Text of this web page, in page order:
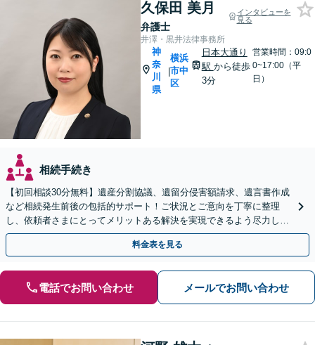
久保田 美月
弁護士
インタビューを
見る
井澤・黒井法律事務所
神
奈
川
県
|
横浜
市中
区
日本大通り
駅 から徒歩
3分
営業時間：09:0
0~17:00（平
日）
相続手続き
【初回相談30分無料】遺産分割協議、遺留分侵害額請求、遺言書作成
など相続発生前後の包括的サポート！ご状況とご意向を丁寧に整理
し、依頼者さまにとってメリットある解決を実現できるよう尽力しま
す【休日・夜間相談対応（要予約）】【日本大通り駅3分】
料金表を見る
電話でお問い合わせ メールでお問い合わせ